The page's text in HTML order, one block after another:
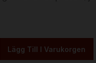
Lägg Till I Varukorgen